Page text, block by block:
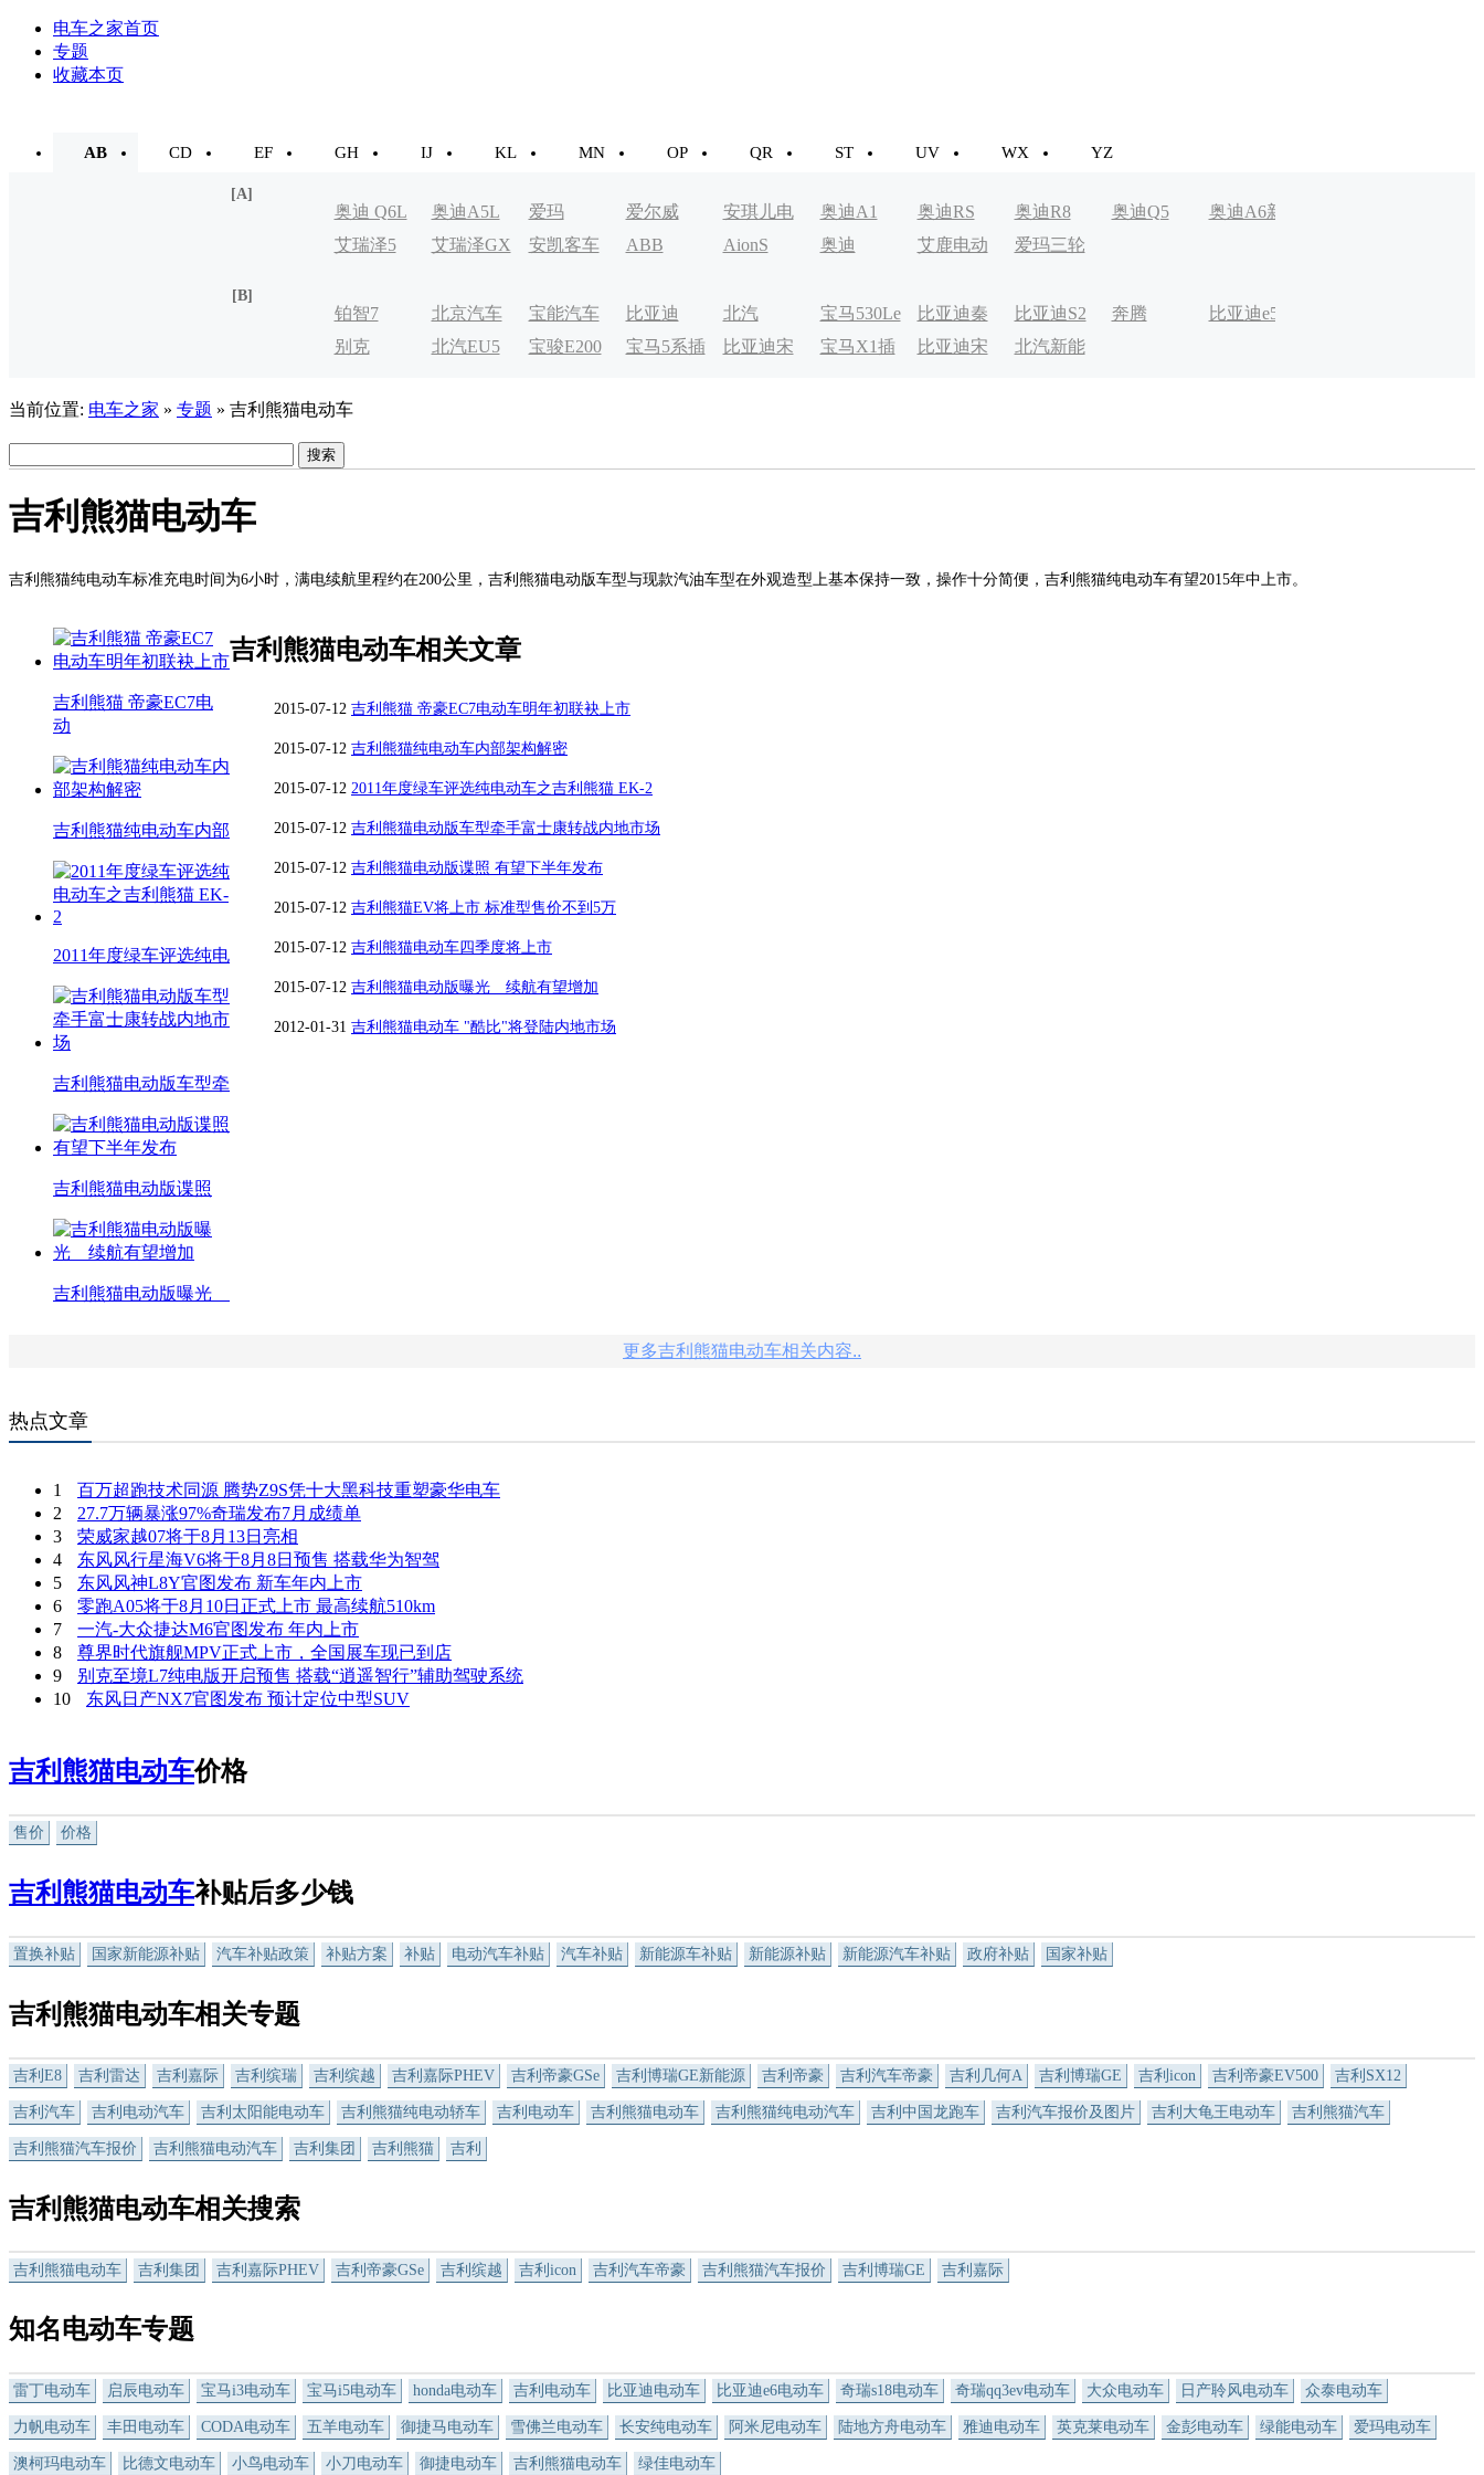
电车之家首页
专题
收藏本页
AB CD EF GH IJ KL MN OP QR ST UV WX YZ
[A]
奥迪 Q6L
e-tron
奥迪A5L 爱玛 爱尔威 安琪儿电
动车
奥迪A1 奥迪RS 奥迪R8 奥迪Q5 奥迪A6新
艾瑞泽5
艾瑞泽GX 安凯客车 ABB AionS 奥迪 艾鹿电动 爱玛三轮
[B]
铂智7 北京汽车
制造厂
宝能汽车 比亚迪 北汽
EV200
宝马530Le 比亚迪秦
EV
比亚迪S2 奔腾 比亚迪e5
别克 北汽EU5 宝骏E200 宝马5系插 比亚迪宋 宝马X1插 比亚迪宋 北汽新能
当前位置: 电车之家 » 专题 » 吉利熊猫电动车
吉利熊猫电动车
吉利熊猫纯电动车标准充电时间为6小时，满电续航里程约在200公里，吉利熊猫电动版车型与现款汽油车型在外观造型上基本保持一致，操作十分简便，吉利熊猫纯电动车有望2015年中上市。
吉利熊猫 帝豪EC7电
动
吉利熊猫纯电动车内部
2011年度绿车评选纯电
吉利熊猫电动版车型牵
吉利熊猫电动版谍照
吉利熊猫电动版曝光
吉利熊猫电动车相关文章
2015-07-12 吉利熊猫 帝豪EC7电动车明年初联袂上市
2015-07-12 吉利熊猫纯电动车内部架构解密
2015-07-12 2011年度绿车评选纯电动车之吉利熊猫 EK-2
2015-07-12 吉利熊猫电动版车型牵手富士康转战内地市场
2015-07-12 吉利熊猫电动版谍照 有望下半年发布
2015-07-12 吉利熊猫EV将上市 标准型售价不到5万
2015-07-12 吉利熊猫电动车四季度将上市
2015-07-12 吉利熊猫电动版曝光 续航有望增加
2012-01-31 吉利熊猫电动车 "酷比"将登陆内地市场
更多吉利熊猫电动车相关内容..
热点文章
1
百万超跑技术同源 腾势Z9S凭十大黑科技重塑豪华电车
2
27.7万辆暴涨97%奇瑞发布7月成绩单
3
荣威家越07将于8月13日亮相
4
东风风行星海V6将于8月8日预售 搭载华为智驾
5
东风风神L8Y官图发布 新车年内上市
6
零跑A05将于8月10日正式上市 最高续航510km
7
一汽-大众捷达M6官图发布 年内上市
8
尊界时代旗舰MPV正式上市，全国展车现已到店
9
别克至境L7纯电版开启预售 搭载“逍遥智行”辅助驾驶系统
10
东风日产NX7官图发布 预计定位中型SUV
吉利熊猫电动车价格
售价 价格
吉利熊猫电动车补贴后多少钱
置换补贴 国家新能源补贴 汽车补贴政策 补贴方案 补贴 电动汽车补贴 汽车补贴 新能源车补贴 新能源补贴 新能源汽车补贴 政府补贴 国家补贴
吉利熊猫电动车相关专题
吉利E8 吉利雷达 吉利嘉际 吉利缤瑞 吉利缤越 吉利嘉际PHEV 吉利帝豪GSe 吉利博瑞GE新能源 吉利帝豪 吉利汽车帝豪 吉利几何A 吉利博瑞GE 吉利icon 吉利帝豪EV500 吉利SX12
吉利汽车 吉利电动汽车 吉利太阳能电动车 吉利熊猫纯电动轿车 吉利电动车 吉利熊猫电动车 吉利熊猫纯电动汽车 吉利中国龙跑车 吉利汽车报价及图片 吉利大龟王电动车 吉利熊猫汽车
吉利熊猫汽车报价 吉利熊猫电动汽车 吉利集团 吉利熊猫 吉利
吉利熊猫电动车相关搜索
吉利熊猫电动车 吉利集团 吉利嘉际PHEV 吉利帝豪GSe 吉利缤越 吉利icon 吉利汽车帝豪 吉利熊猫汽车报价 吉利博瑞GE 吉利嘉际
知名电动车专题
雷丁电动车 启辰电动车 宝马i3电动车 宝马i5电动车 honda电动车 吉利电动车 比亚迪电动车 比亚迪e6电动车 奇瑞s18电动车 奇瑞qq3ev电动车 大众电动车 日产聆风电动车 众泰电动车
力帆电动车 丰田电动车 CODA电动车 五羊电动车 御捷马电动车 雪佛兰电动车 长安纯电动车 阿米尼电动车 陆地方舟电动车 雅迪电动车 英克莱电动车 金彭电动车 绿能电动车 爱玛电动车
澳柯玛电动车 比德文电动车 小鸟电动车 小刀电动车 御捷电动车 吉利熊猫电动车 绿佳电动车